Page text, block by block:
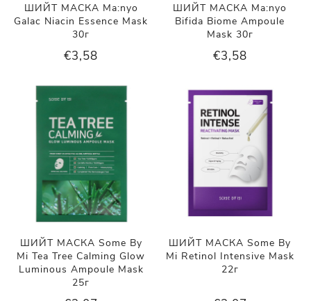
ШИЙТ МАСКА Ma:nyo
Galac Niacin Essence Mask
30г
€3,58
ШИЙТ МАСКА Ma:nyo
Bifida Biome Ampoule
Mask 30г
€3,58
ШИЙТ МАСКА Some By
Mi Tea Tree Calming Glow
Luminous Ampoule Mask
25г
ШИЙТ МАСКА Some By
Mi Retinol Intensive Mask
22г